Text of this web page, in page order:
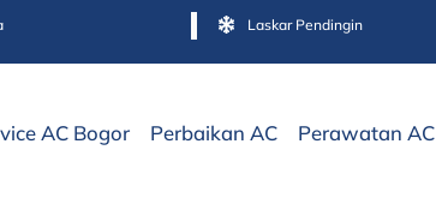
Laskar Pendingin
AC Bogor Perbaikan AC Perawatan AC